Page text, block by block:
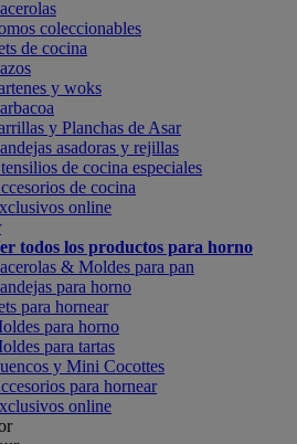
coleccionables
de cocina
y woks
y Planchas de Asar
asadoras y rejillas
de cocina especiales
de cocina
online
todos los productos para horno
& Moldes para pan
para horno
para hornear
para horno
para tartas
y Mini Cocottes
para hornear
online